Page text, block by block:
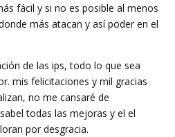
fácil y si no es posible al menos
más atacan y así poder en el
de las ips, todo lo que sea
mis felicitaciones y mil gracias
no me cansaré de
todas las mejoras y el el
por desgracia.